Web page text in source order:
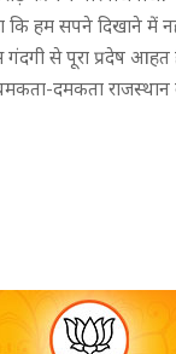
कि हम सपने दिखाने में
गंदगी से पूरा प्रदेष
दमकता राजस्थान